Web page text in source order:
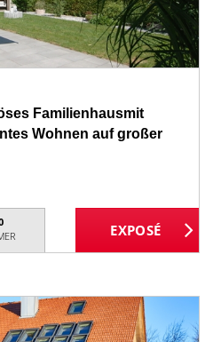
Familienhausmit
Wohnen auf großer